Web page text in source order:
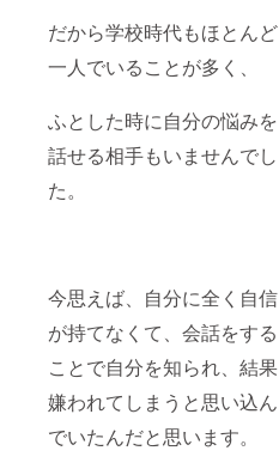
だから学校時代もほとんど
一人でいることが多く、
ふとした時に自分の悩みを
話せる相手もいませんでし
た。
今思えば、自分に全く自信
が持てなくて、会話をする
ことで自分を知られ、結果
嫌われてしまうと思い込ん
でいたんだと思います。